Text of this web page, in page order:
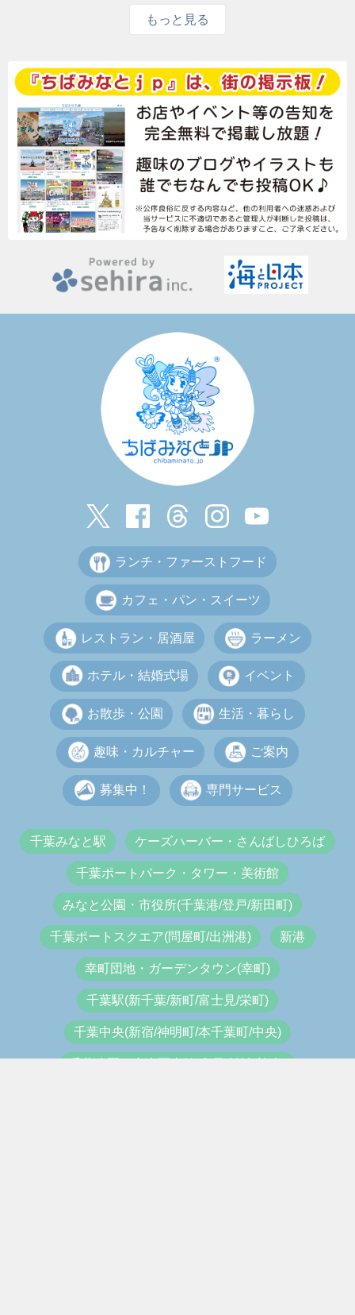
もっと見る
ランチ・ファーストフード
カフェ・パン・スイーツ
レストラン・居酒屋 ラーメン
ホテル・結婚式場 イベント
お散歩・公園 生活・暮らし
趣味・カルチャー ご案内
募集中！ 専門サービス
千葉みなと駅 ケーズハーバー・さんばしひろば
千葉ポートパーク・タワー・美術館
みなと公園・市役所(千葉港/登戸/新田町)
千葉ポートスクエア(問屋町/出洲港) 新港
幸町団地・ガーデンタウン(幸町)
千葉駅(新千葉/新町/富士見/栄町)
千葉中央(新宿/神明町/本千葉町/中央)